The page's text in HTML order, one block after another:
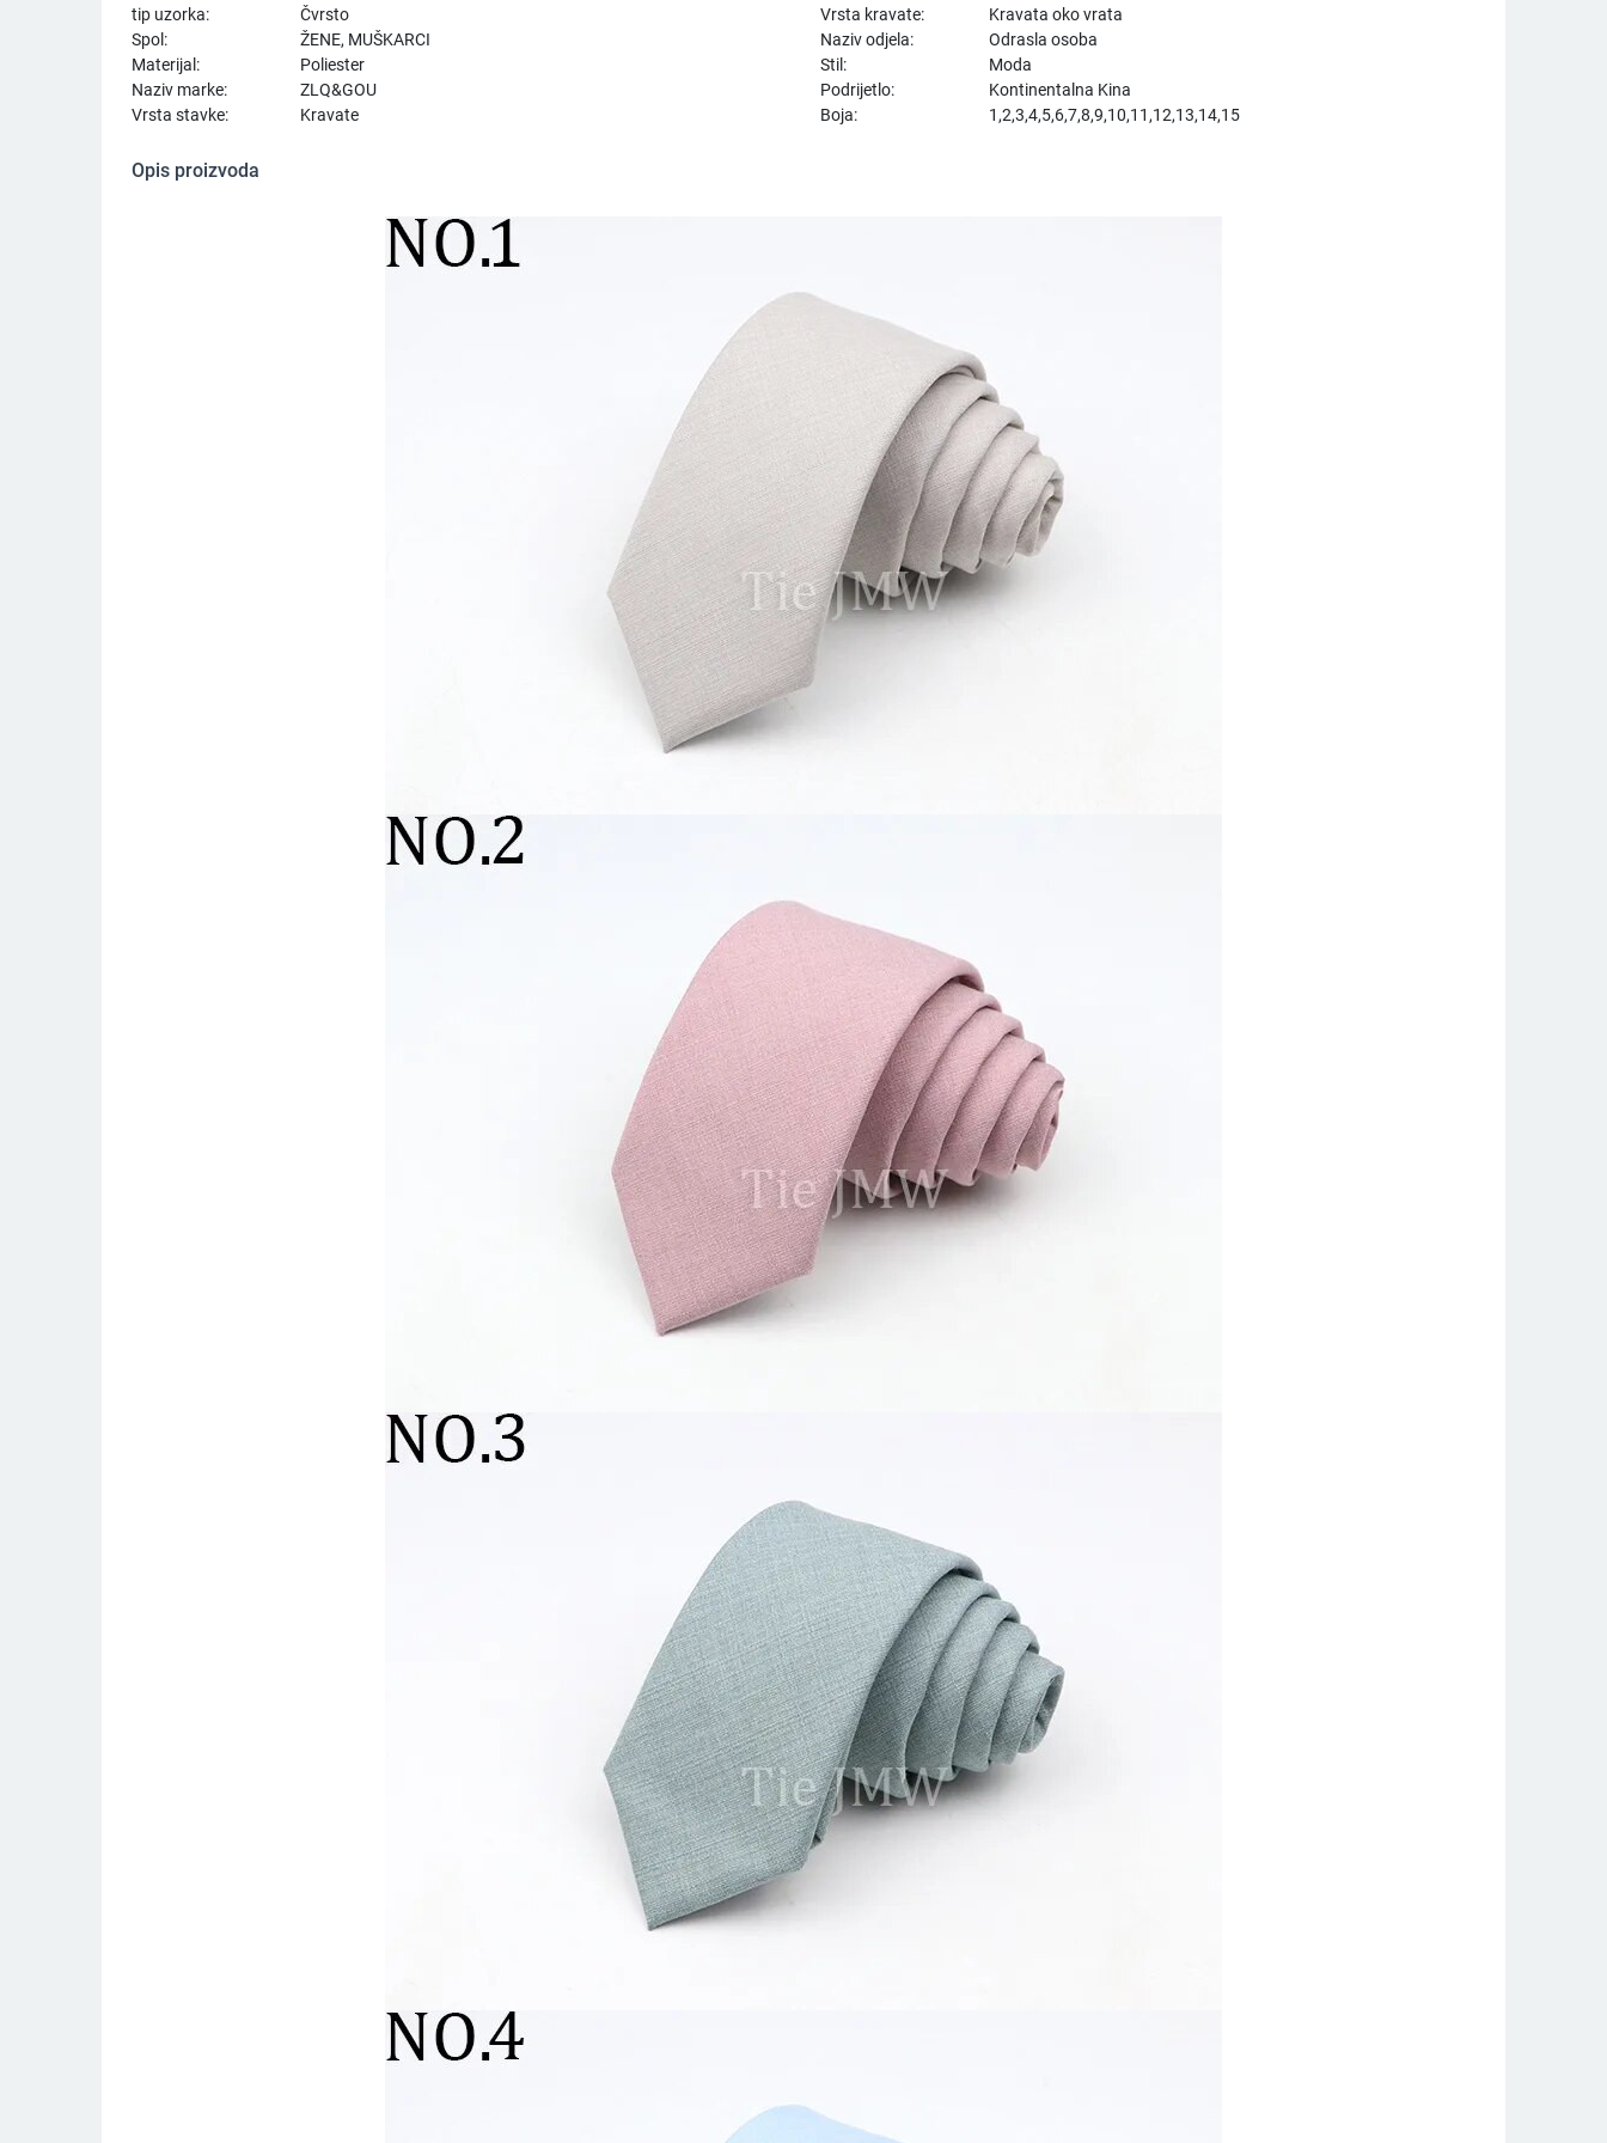
tip uzorka:
Čvrsto Vrsta kravate:
Kravata oko vrata
Spol:
ŽENE, MUŠKARCI Naziv odjela:
Odrasla osoba
Materijal:
Poliester Stil:
Moda
Naziv marke:
ZLQ&GOU Podrijetlo:
Kontinentalna Kina
Vrsta stavke:
Kravate Boja: 1,2,3,4,5,6,7,8,9,10,11,12,13,14,15
Opis proizvoda